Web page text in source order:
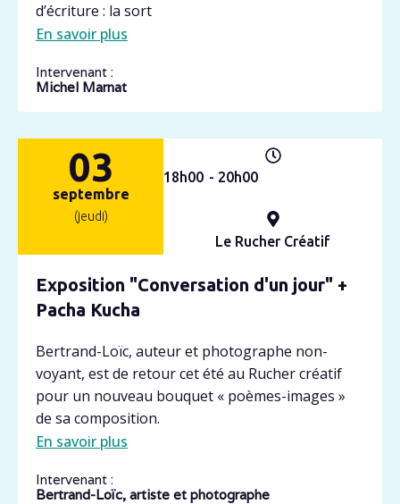
d’écriture : la sort
En savoir plus
Intervenant :
Michel Marnat
03
septembre
(jeudi)
18h00 - 20h00
Le Rucher Créatif
Exposition "Conversation d'un jour" +
Pacha Kucha
Bertrand-Loïc, auteur et photographe non-
voyant, est de retour cet été au Rucher créatif
pour un nouveau bouquet « poèmes-images »
de sa composition.
En savoir plus
Intervenant :
Bertrand-Loïc, artiste et photographe